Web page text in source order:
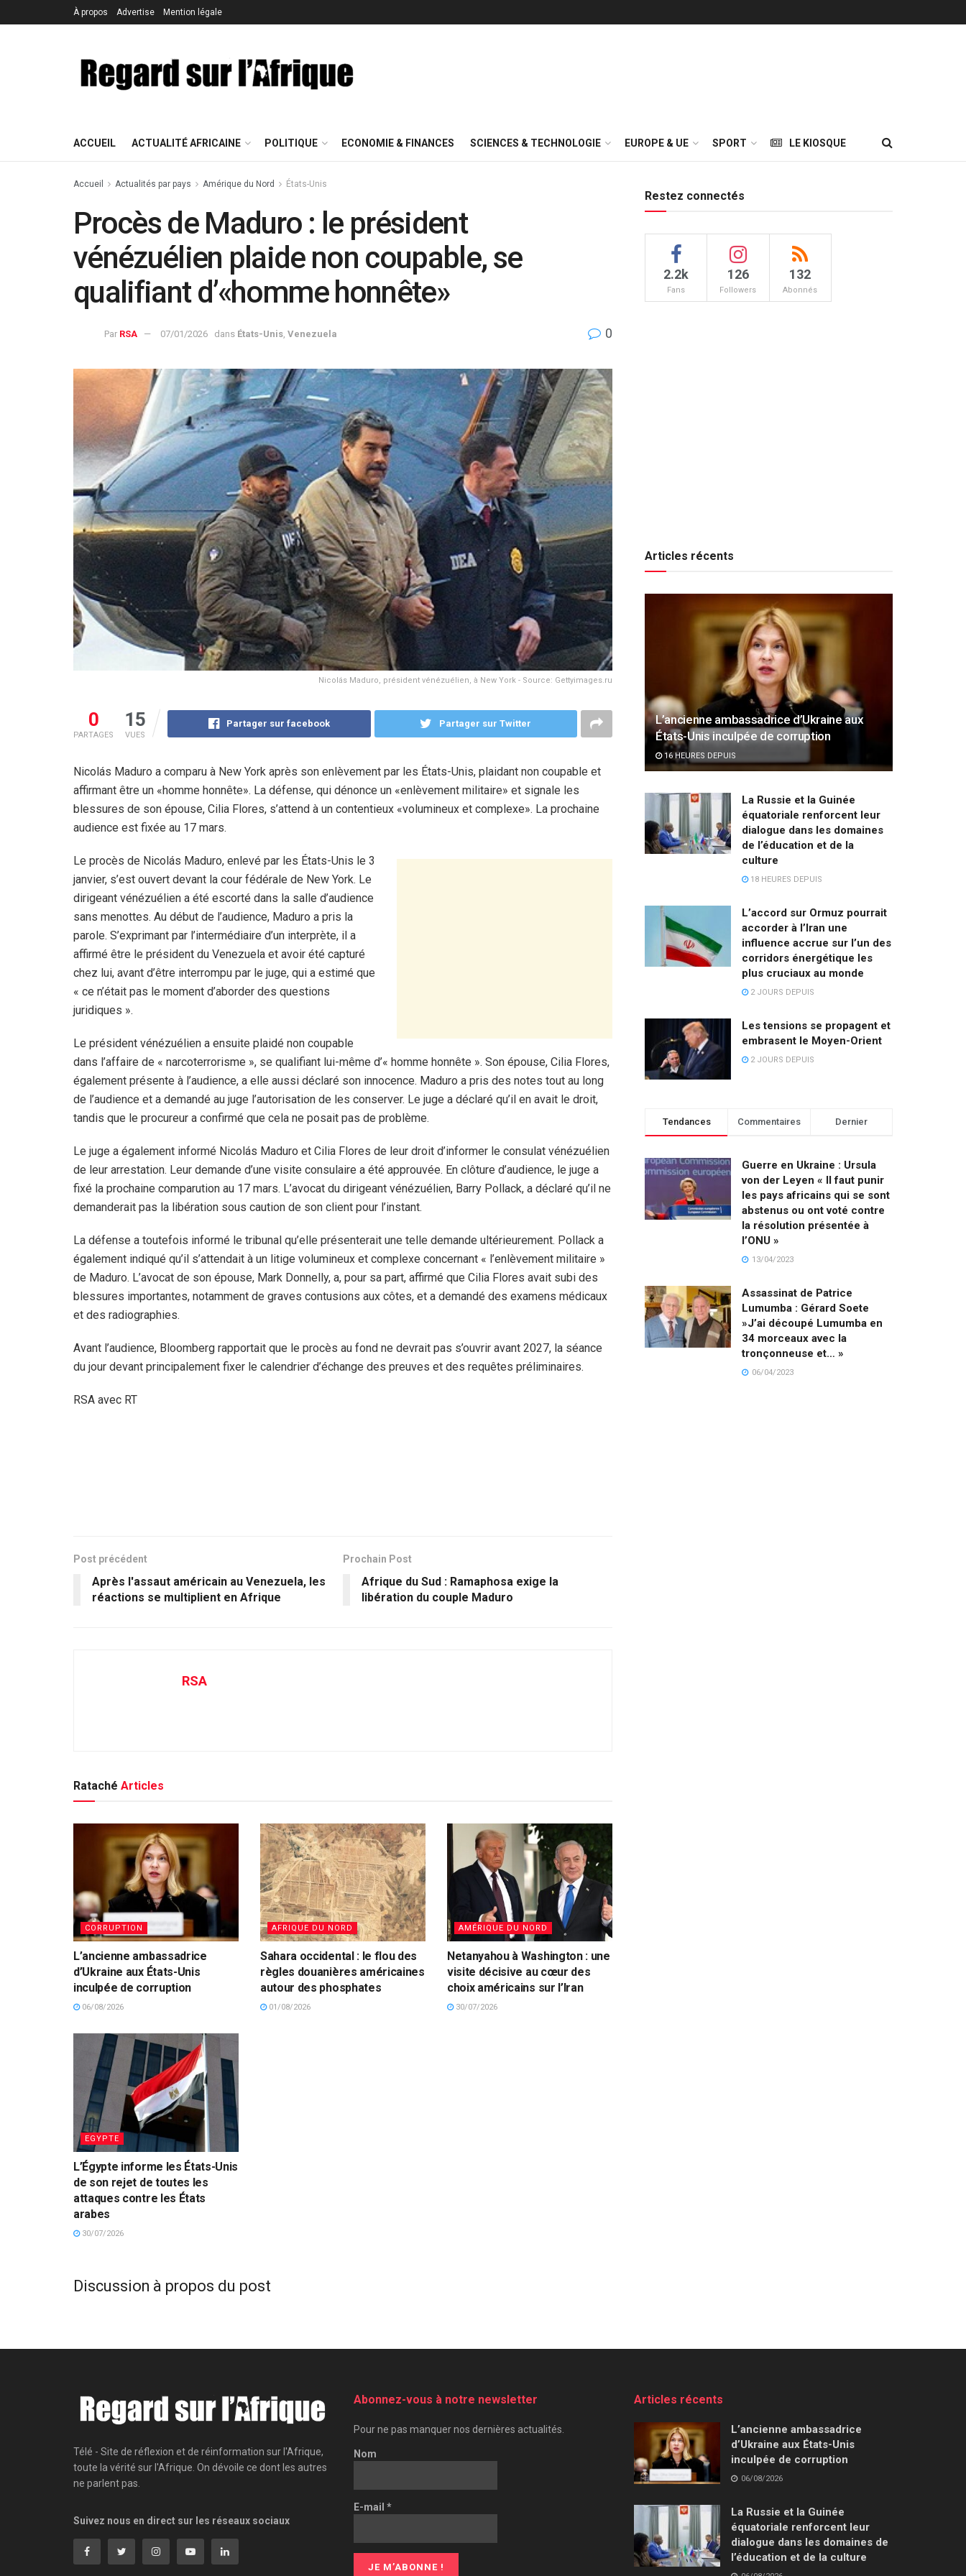
À propos Advertise Mention légale
ACCUEIL ACTUALITÉ AFRICAINE POLITIQUE ECONOMIE & FINANCES SCIENCES & TECHNOLOGIE EUROPE & UE SPORT LE KIOSQUE
Accueil Actualités par pays Amérique du Nord États-Unis
Procès de Maduro : le président
vénézuélien plaide non coupable, se
qualifiant d’«homme honnête»
Par RSA 07/01/2026 dans États-Unis Venezuela 0
Nicolás Maduro, président vénézuélien, à New York - Source: Gettyimages.ru
0
PARTAGES
15
VUES
Partager sur facebook Partager sur Twitter
Nicolás Maduro a comparu à New York après son enlèvement par les États-Unis, plaidant non coupable et
affirmant être un «homme honnête». La défense, qui dénonce un «enlèvement militaire» et signale les
blessures de son épouse, Cilia Flores, s’attend à un contentieux «volumineux et complexe». La prochaine
audience est fixée au 17 mars.
Le procès de Nicolás Maduro, enlevé par les États-Unis le 3
janvier, s’est ouvert devant la cour fédérale de New York. Le
dirigeant vénézuélien a été escorté dans la salle d’audience
sans menottes. Au début de l’audience, Maduro a pris la
parole. S’exprimant par l’intermédiaire d’un interprète, il a
affirmé être le président du Venezuela et avoir été capturé
chez lui, avant d’être interrompu par le juge, qui a estimé que
« ce n’était pas le moment d’aborder des questions
juridiques ».
Le président vénézuélien a ensuite plaidé non coupable
dans l’affaire de « narcoterrorisme », se qualifiant lui-même d’« homme honnête ». Son épouse, Cilia Flores,
également présente à l’audience, a elle aussi déclaré son innocence. Maduro a pris des notes tout au long
de l’audience et a demandé au juge l’autorisation de les conserver. Le juge a déclaré qu’il en avait le droit,
tandis que le procureur a confirmé que cela ne posait pas de problème.
Le juge a également informé Nicolás Maduro et Cilia Flores de leur droit d’informer le consulat vénézuélien
de leur arrestation. Leur demande d’une visite consulaire a été approuvée. En clôture d’audience, le juge a
fixé la prochaine comparution au 17 mars. L’avocat du dirigeant vénézuélien, Barry Pollack, a déclaré qu’il ne
demanderait pas la libération sous caution de son client pour l’instant.
La défense a toutefois informé le tribunal qu’elle présenterait une telle demande ultérieurement. Pollack a
également indiqué qu’il s’attendait à un litige volumineux et complexe concernant « l’enlèvement militaire »
de Maduro. L’avocat de son épouse, Mark Donnelly, a, pour sa part, affirmé que Cilia Flores avait subi des
blessures importantes, notamment de graves contusions aux côtes, et a demandé des examens médicaux
et des radiographies.
Avant l’audience, Bloomberg rapportait que le procès au fond ne devrait pas s’ouvrir avant 2027, la séance
du jour devant principalement fixer le calendrier d’échange des preuves et des requêtes préliminaires.
RSA avec RT
Post précédent
Après l'assaut américain au Venezuela, les
réactions se multiplient en Afrique
Prochain Post
Afrique du Sud : Ramaphosa exige la
libération du couple Maduro
RSA
Rataché Articles
CORRUPTION
L’ancienne ambassadrice
d’Ukraine aux États-Unis
inculpée de corruption
06/08/2026
AFRIQUE DU NORD
Sahara occidental : le flou des
règles douanières américaines
autour des phosphates
01/08/2026
AMÉRIQUE DU NORD
Netanyahou à Washington : une
visite décisive au cœur des
choix américains sur l’Iran
30/07/2026
EGYPTE
L’Égypte informe les États-Unis
de son rejet de toutes les
attaques contre les États
arabes
30/07/2026
Discussion à propos du post
Restez connectés
2.2k
Fans
126
Followers
132
Abonnés
Articles récents
L’ancienne ambassadrice d’Ukraine aux
États-Unis inculpée de corruption
16 HEURES DEPUIS
La Russie et la Guinée
équatoriale renforcent leur
dialogue dans les domaines
de l’éducation et de la
culture
18 HEURES DEPUIS
L’accord sur Ormuz pourrait
accorder à l’Iran une
influence accrue sur l’un des
corridors énergétique les
plus cruciaux au monde
2 JOURS DEPUIS
Les tensions se propagent et
embrasent le Moyen-Orient
2 JOURS DEPUIS
Tendances Commentaires Dernier
Guerre en Ukraine : Ursula
von der Leyen « Il faut punir
les pays africains qui se sont
abstenus ou ont voté contre
la résolution présentée à
l’ONU »
13/04/2023
Assassinat de Patrice
Lumumba : Gérard Soete
»J’ai découpé Lumumba en
34 morceaux avec la
tronçonneuse et… »
06/04/2023
Télé - Site de réflexion et de réinformation sur l'Afrique,
toute la vérité sur l'Afrique. On dévoile ce dont les autres
ne parlent pas.
Suivez nous en direct sur les réseaux sociaux
Abonnez-vous à notre newsletter
Pour ne pas manquer nos dernières actualités.
Nom
E-mail *
Articles récents
L’ancienne ambassadrice
d’Ukraine aux États-Unis
inculpée de corruption
06/08/2026
La Russie et la Guinée
équatoriale renforcent leur
dialogue dans les domaines de
l’éducation et de la culture